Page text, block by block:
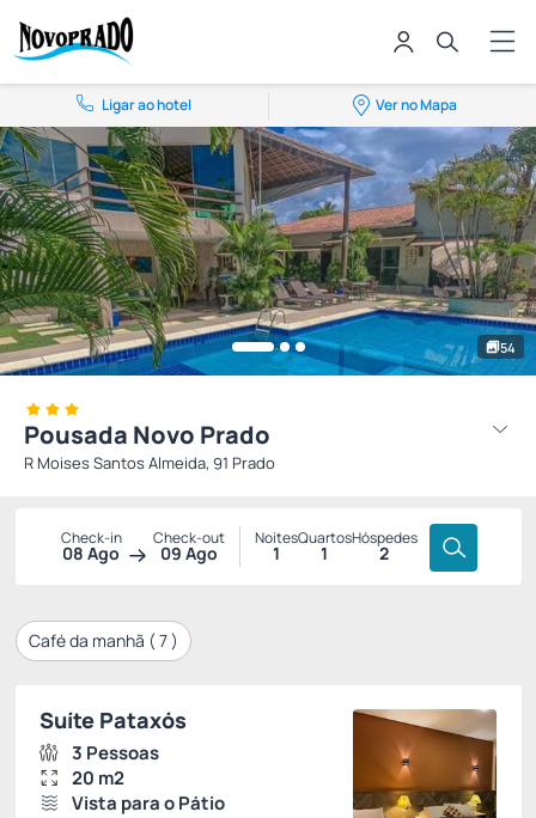
Ligar ao hotel Ver no Mapa
54
Pousada Novo Prado
R Moises Santos Almeida, 91 Prado
Check-in
08 Ago
Check-out
09 Ago
Noites
1
Quartos
1
Hóspedes
2
Café da manhã ( 7)
Suíte Pataxós
3 Pessoas
20 m2
Vista para o Pátio